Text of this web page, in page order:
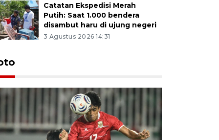
Catatan Ekspedisi Merah
Putih: Saat 1.000 bendera
disambut haru di ujung negeri
3 Agustus 2026 14:31